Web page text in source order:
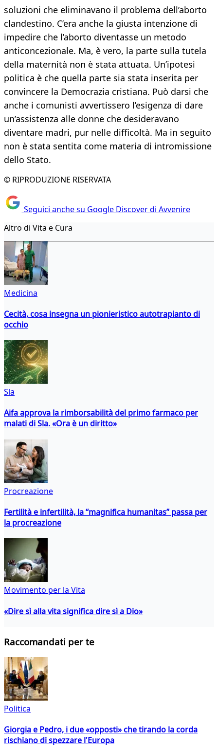
soluzioni che eliminavano il problema dell’aborto
clandestino. C’era anche la giusta intenzione di
impedire che l’aborto diventasse un metodo
anticoncezionale. Ma, è vero, la parte sulla tutela
della maternità non è stata attuata. Un’ipotesi
politica è che quella parte sia stata inserita per
convincere la Democrazia cristiana. Può darsi che
anche i comunisti avvertissero l’esigenza di dare
un’assistenza alle donne che desideravano
diventare madri, pur nelle difficoltà. Ma in seguito
non è stata sentita come materia di intromissione
dello Stato.
© RIPRODUZIONE RISERVATA
Seguici anche su Google Discover di Avvenire
Altro di Vita e Cura
Medicina
Cecità, cosa insegna un pionieristico autotrapianto di
occhio
Sla
Aifa approva la rimborsabilità del primo farmaco per
malati di Sla. «Ora è un diritto»
Procreazione
Fertilità e infertilità, la “magnifica humanitas” passa per
la procreazione
Movimento per la Vita
«Dire sì alla vita significa dire sì a Dio»
Raccomandati per te
Politica
Giorgia e Pedro, i due «opposti» che tirando la corda
rischiano di spezzare l'Europa